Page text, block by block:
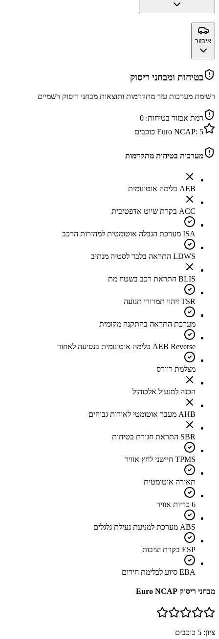
איבזור
בטיחות ומבחני ריסוק
רשימת מערכות עזר מתקדמות ותוצאות מבחני ריסוק רשמיים
רמת אבזור בטיחות: 0
Euro NCAP: 5 כוכבים
מערכות בטיחות מתקדמות
AEB בלימה אוטונומית
ACC בקרת שיוט אדפטיבית
ISA מערכת הגבלה אוטומטית למהירות הרכב
LDWS התראה בלבד לסטיה מנתיב
BLIS התראת רכב בשטח מת
TSR זיהוי תמרורי תנועה
מערכת התראה בהתקנה מקומית
AEB Reverse בלימה אוטונומית בנסיעה לאחור
מצלמת רוורס
הכנה למנעול אלכוהול
AHB מעבר אוטומטי לאורות גבוהים
SBR התראת חגורת בטיחות
TPMS חיישני לחץ אוויר
תאורה אוטומטית
6 כריות אוויר
ABS מערכת למניעת נעילת גלגלים
ESP בקרת יציבות
EBA סיוע לבלימת חירום
מבחני ריסוק Euro NCAP
ציון: 5 כוכבים